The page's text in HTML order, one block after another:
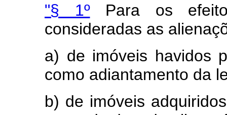
"§ 1ºPara os
consideradas as
a) de imóveis havidos
como adiantamento da
b) de imóveis